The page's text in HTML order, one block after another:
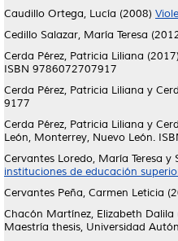
Caudillo Ortega, Lucía (2008)
Cedillo Salazar, María Teresa
Cerda Pérez, Patricia Liliana (2017)
ISBN 9786072707917
Cerda Pérez, Patricia Liliana y
9177
Cerda Pérez, Patricia Liliana y
León, Monterrey, Nuevo León.
Cervantes Loredo, María Teresa y
instituciones de educación
Cervantes Peña, Carmen Leticia
Chacón Martínez, Elizabeth Dalila
Maestría thesis, Universidad